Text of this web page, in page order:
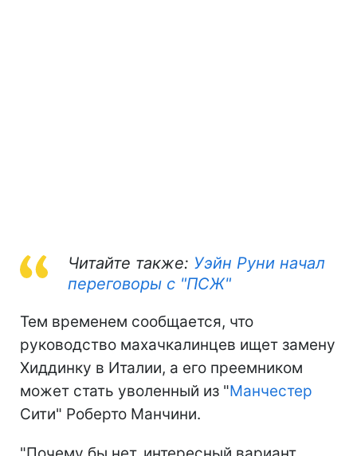
Читайте также: Уэйн Руни начал
переговоры с "ПСЖ"
Тем временем сообщается, что
руководство махачкалинцев ищет замену
Хиддинку в Италии, а его преемником
может стать уволенный из "Манчестер
Сити" Роберто Манчини.